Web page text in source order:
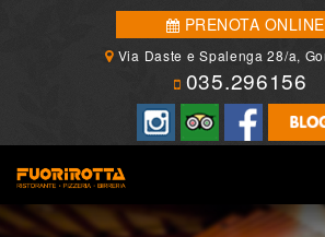
PRENOTA ONLINE
Via Daste e Spalenga 28/a,
035.296156